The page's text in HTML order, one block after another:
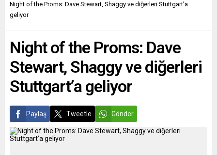
Night of the Proms: Dave Stewart, Shaggy ve diğerleri Stuttgart’a
geliyor
Night of the Proms: Dave
Stewart, Shaggy ve diğerleri
Stuttgart’a geliyor
Paylaş Tweetle Gönder